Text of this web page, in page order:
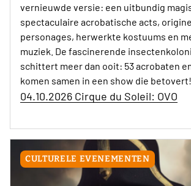
vernieuwde versie: een uitbundig
spectaculaire acrobatische acts,
personages, herwerkte kostuums en
muziek. De fascinerende
schittert meer dan ooit: 53 acrobaten
komen samen in een show die betovert!
04.10.2026 Cirque du Soleil: OVO
CULTURELE EVENEMENTEN